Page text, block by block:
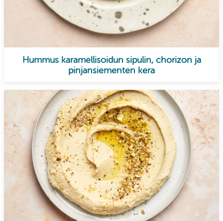
Hummus karamellisoidun sipulin, chorizon ja
pinjansiementen kera